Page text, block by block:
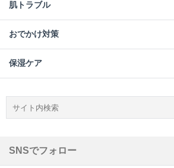
肌トラブル
おでかけ対策
保湿ケア
索:
SNSでフォロー